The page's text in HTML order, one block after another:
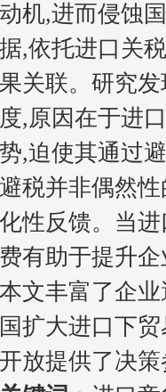
动机,进而侵蚀
据,依托进口关
果关联。研究
度,原因在于进
势,迫使其通过
避税并非偶然
化性反馈。当
费有助于提升
本文丰富了企
国扩大进口下
开放提供了决